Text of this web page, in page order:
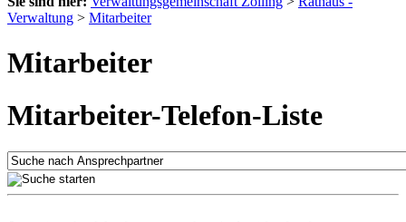
Verwaltung > Mitarbeiter
Mitarbeiter
Mitarbeiter-Telefon-Liste